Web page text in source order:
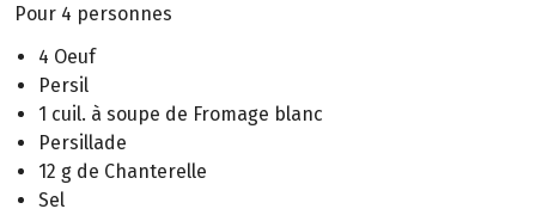
Pour 4 personnes
4 Oeuf
Persil
1 cuil. à soupe de Fromage blanc
Persillade
12 g de Chanterelle
Sel